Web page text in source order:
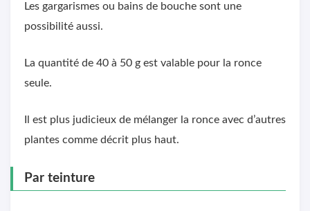
Les gargarismes ou bains de bouche sont une
possibilité aussi.
La quantité de 40 à 50 g est valable pour la ronce
seule.
Il est plus judicieux de mélanger la ronce avec d’autres
plantes comme décrit plus haut.
Par teinture